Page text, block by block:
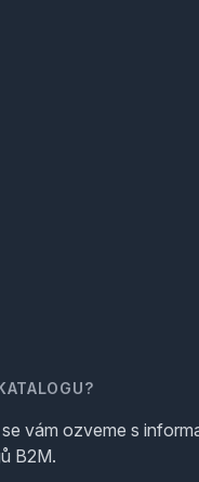
vám ozveme s
B2M.